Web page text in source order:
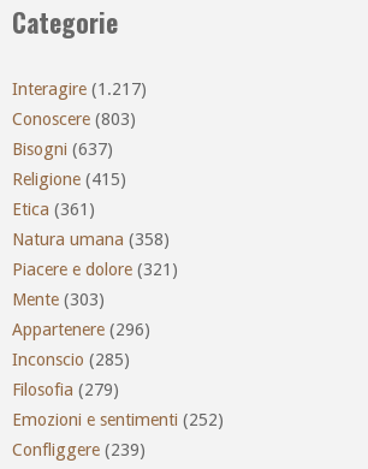
Categorie
Interagire (1.217)
Conoscere (803)
Bisogni (637)
Religione (415)
Etica (361)
Natura umana (358)
Piacere e dolore (321)
Mente (303)
Appartenere (296)
Inconscio (285)
Filosofia (279)
Emozioni e sentimenti (252)
Confliggere (239)